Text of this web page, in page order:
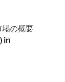
場の概要
in